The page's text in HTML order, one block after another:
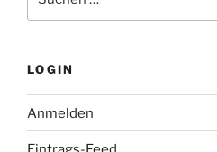
nach:
LOGIN
Anmelden